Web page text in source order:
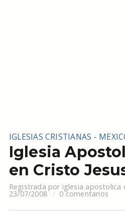
IGLESIAS CRISTIANAS -
Iglesia
en Cristo
Registrada por iglesia apostolica
23/07/2008 0 comentarios